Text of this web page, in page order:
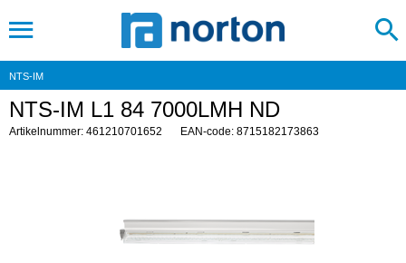
NTS-IM
NTS-IM L1 84 7000LMH ND
Artikelnummer: 461210701652 EAN-code: 8715182173863